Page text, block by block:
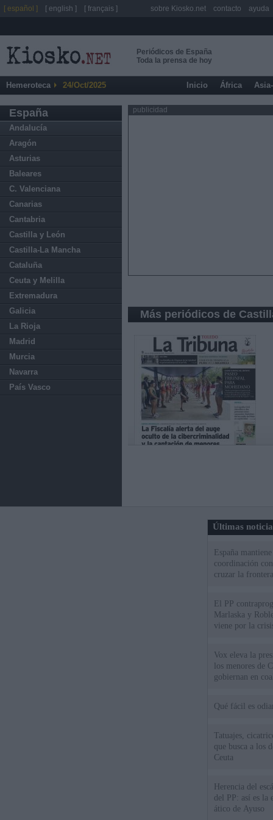
Periódicos de España
Toda la prensa de hoy
Hemeroteca 24/Oct/2025 Inicio África
España
Andalucía
Aragón
Asturias
Baleares
C. Valenciana
Canarias
Cantabria
Castilla y León
Castilla-La Mancha
Cataluña
Ceuta y Melilla
Extremadura
Galicia
La Rioja
Madrid
Murcia
Navarra
País Vasco
publicidad
Más periódicos de
Últimas
España
coordinación
cruzar la
El PP
Marlaska y
viene por la
Vox eleva la
los menores de
gobiernan en
Qué fácil es
Tatuajes,
que busca a los
Ceuta
Herencia del
del PP: así es la
ático de Ayuso
[ español ] [ english ] [ français ] sobre Kiosko.net contacto ayuda